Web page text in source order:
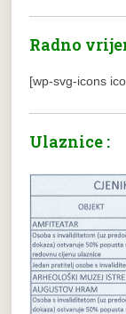
Radno
[wp-svg-icons
Ulaznice :